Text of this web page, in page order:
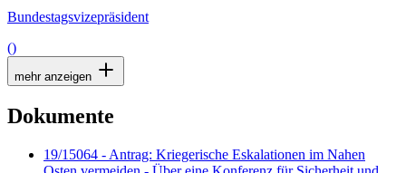
Bundestagsvizepräsident
()
mehr anzeigen
Dokumente
19/15064 - Antrag: Kriegerische Eskalationen im Nahen